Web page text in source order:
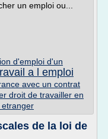
un emploi ou...
d'emploi d'un
a l emploi
avec un contrat
droit de travailler en
de la loi de